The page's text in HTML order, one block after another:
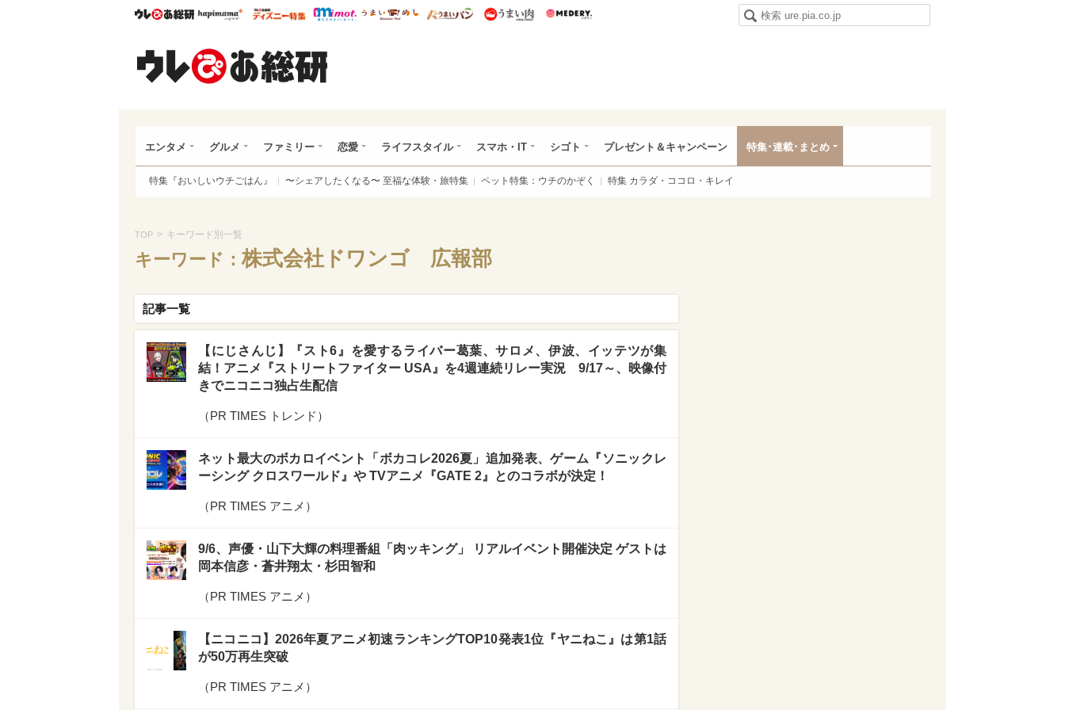
ウレぴあ総研ハピママ* ウレぴあ総研 ディズニー特集
mimot. うまいめし うまいパン うまい肉
エンタメ グルメ ファミリー 恋愛 ライフスタイル スマホ・IT シゴト プレゼント＆キャンペーン 特集･連載･まとめ
特集『おいしいウチごはん』 〜シェアしたくなる〜 至福な体験・旅特集 ペット特集：ウチのかぞく 特集 カラダ・ココロ・キレイ
TOP > キーワード別一覧
キーワード：株式会社ドワンゴ 広報部
記事一覧
【にじさんじ】『スト6』を愛するライバー葛葉、サロメ、伊波、イッテツが集
結！アニメ『ストリートファイター USA』を4週連続リレー実況 9/17～、映像付
きでニコニコ独占生配信
（PR TIMES トレンド ）
ネット最大のボカロイベント「ボカコレ2026夏」追加発表、ゲーム『ソニックレ
ーシング クロスワールド』や TVアニメ『GATE 2』とのコラボが決定！
（PR TIMES アニメ ）
9/6、声優・山下大輝の料理番組「肉ッキング」 リアルイベント開催決定 ゲストは
岡本信彦・蒼井翔太・杉田智和
（PR TIMES アニメ ）
【ニコニコ】2026年夏アニメ初速ランキングTOP10発表1位『ヤニねこ』は第1話
が50万再生突破
（PR TIMES アニメ ）